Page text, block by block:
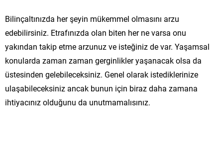
Bilinçaltınızda her şeyin mükemmel olmasını arzu
edebilirsiniz. Etrafınızda olan biten her ne varsa onu
yakından takip etme arzunuz ve isteğiniz de var. Yaşamsal
konularda zaman zaman gerginlikler yaşanacak olsa da
üstesinden gelebileceksiniz. Genel olarak istediklerinize
ulaşabileceksiniz ancak bunun için biraz daha zamana
ihtiyacınız olduğunu da unutmamalısınız.